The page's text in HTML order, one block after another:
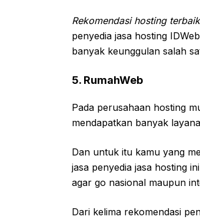
Rekomendasi hosting
penyedia jasa hosting
banyak keunggulan salah
5. RumahWeb
Pada perusahaan hosting
mendapatkan banyak
Dan untuk itu kamu yang
jasa penyedia jasa hosting
agar go nasional maupun
Dari kelima rekomendasi